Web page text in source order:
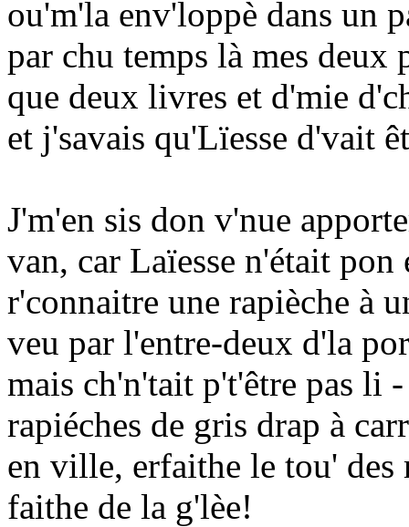
ou'm'la env'loppè dans un
par chu temps là mes
que deux livres et d'mie
et j'savais qu'Lïesse d'vait
J'm'en sis don v'nue
van, car Laïesse n'était
r'connaitre une rapièche à
veu par l'entre-deux d'la
mais ch'n'tait p't'être pas li
rapiéches de gris drap à
en ville, erfaithe le tou' des
faithe de la g'lèe!